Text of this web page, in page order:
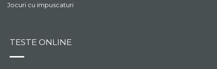
Jocuri cu impuscaturi
TESTE ONLINE